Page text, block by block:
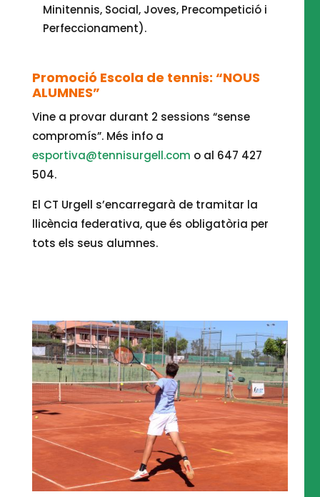
Minitennis, Social, Joves, Precompetició i
Perfeccionament).
Promoció Escola de tennis: “NOUS
ALUMNES”
Vine a provar durant 2 sessions “sense
compromís”. Més info a
esportiva@tennisurgell.com o al 647 427
504.
El CT Urgell s’encarregarà de tramitar la
llicència federativa, que és obligatòria per
tots els seus alumnes.